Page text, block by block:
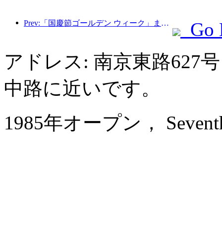
Prev:「国慶節ゴールデン ウィーク」まであと 7 日となり、予約が入ってきています。ホテルと B&B の予約は同様に人気があり、建国記念日の平均予約率はそれぞれ 24.97% と 24.49% です。注文が入った9月23日時点で「国慶節期間中7日間連続満室」を達成した加盟店は57社、予約率80％以上の加盟店は2％、予約率8.3％以上の加盟店は8.3％だった。 60%。例年と比較して、今年の国慶節休暇の予約率は「予約して行く」の特徴を示しています。 9月30日に急成長期に入り、10月4日に急落した。 9
Go
アドレス: 南京東路627
中路に近いです。
1985年オープン，